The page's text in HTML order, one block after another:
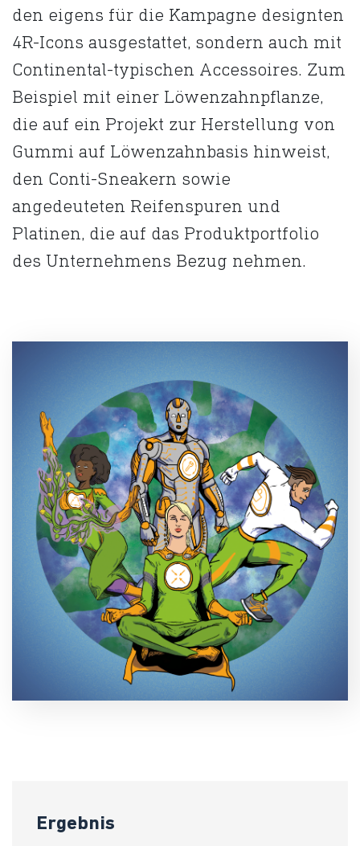
den eigens für die Kampagne designten
4R-Icons ausgestattet, sondern auch mit
Continental-typischen Accessoires. Zum
Beispiel mit einer Löwenzahnpflanze,
die auf ein Projekt zur Herstellung von
Gummi auf Löwenzahnbasis hinweist,
den Conti-Sneakern sowie
angedeuteten Reifenspuren und
Platinen, die auf das Produktportfolio
des Unternehmens Bezug nehmen.
Ergebnis